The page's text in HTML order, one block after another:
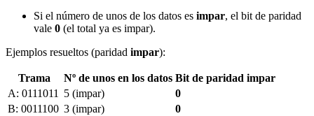
Si el número de unos de los datos es impar, el bit de paridad
vale 0 (el total ya es impar).
Ejemplos resueltos (paridad impar):
Trama Nº de unos en los datos Bit de paridad impar
A: 0111011
5 (impar)
0
B: 0011100 3 (impar)
0